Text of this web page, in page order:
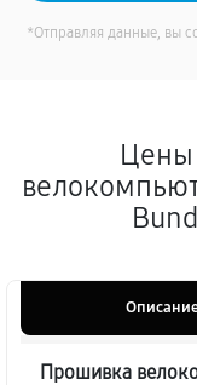
*Отправляя данные, вы
Цены
Прошивка